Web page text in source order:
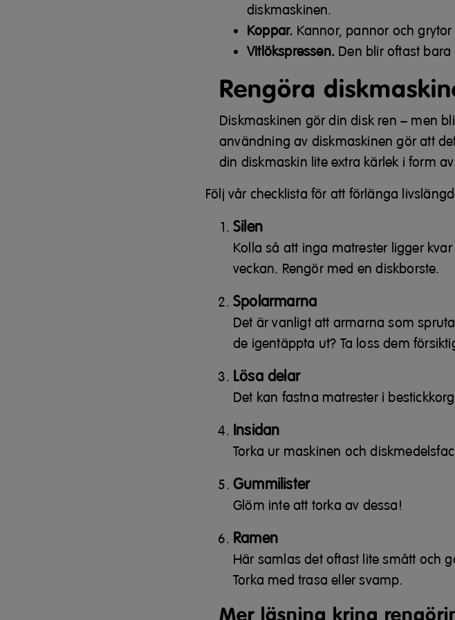
diskmaskinen.
Koppar. Kannor, pannor och
Vitlökspressen. Den blir oftast
Rengöra
Diskmaskinen gör din disk ren – men
användning av diskmaskinen gör att
din diskmaskin lite extra kärlek i form
Följ vår checklista för att förlänga
Silen
Kolla så att inga matrester ligger
veckan. Rengör med en diskborste.
Spolarmarna
Det är vanligt att armarna som
de igentäppta ut? Ta loss dem
Lösa delar
Det kan fastna matrester i
Insidan
Torka ur maskinen och
Gummilister
Glöm inte att torka av dessa!
Ramen
Här samlas det oftast lite smått och
Torka med trasa eller svamp.